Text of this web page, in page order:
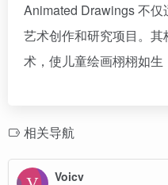
Animated Drawings 不
艺术创作和研究项目。
术，使儿童绘画栩栩如生
相关导航
Voicv